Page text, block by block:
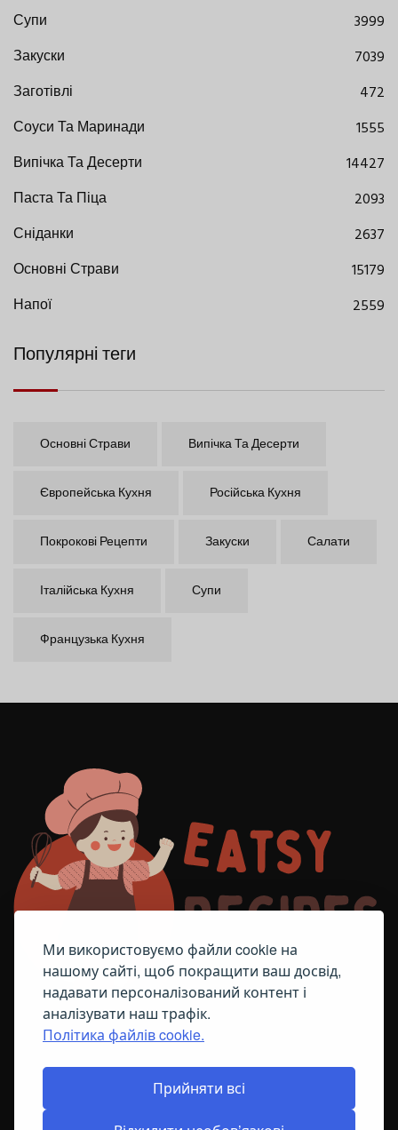
Ми використовуємо файли cookie на
нашому сайті, щоб покращити ваш досвід,
надавати персоналізований контент і
аналізувати наш трафік.
Політика файлів cookie.
Прийняти всі
Супи
3999
Закуски
7039
Заготівлі
472
Соуси Та Маринади
1555
Випічка Та Десерти
14427
Паста Та Піца
2093
Сніданки
2637
Основні Страви
15179
Напої
2559
Популярні теги
Основні Страви Випічка Та Десерти
Європейська Кухня Російська Кухня
Покрокові Рецепти Закуски Салати
Італійська Кухня Супи
Французька Кухня
ПОЛІТИКА ЩОДО ФАЙЛІВ COOKIE